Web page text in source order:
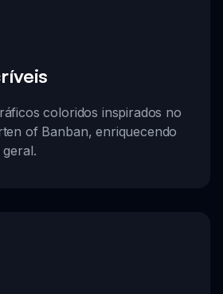
coloridos inspirados no
of Banban, enriquecendo